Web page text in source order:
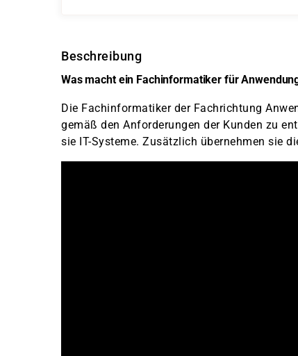
Beschreibung
Was macht ein Fachinformatiker für
Die Fachinformatiker der Fachrichtung
gemäß den Anforderungen der Kunden zu
sie IT-Systeme. Zusätzlich übernehmen sie